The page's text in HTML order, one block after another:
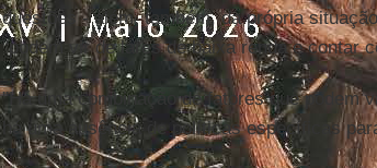
questões - além, também, da própria
"podem vir de lares de baixa renda e contar
"Há uma combinação de fatores que podem
há uma ausência de políticas específicas